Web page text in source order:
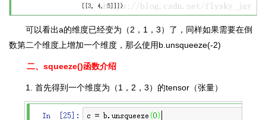
可以看出a的维度已经变为（2，1，3）了，同样如果需要在倒
数第二个维度上增加一个维度，那么使用b.unsqueeze(-2)
二、squeeze()函数介绍
1. 首先得到一个维度为（1，2，3）的tensor（张量）